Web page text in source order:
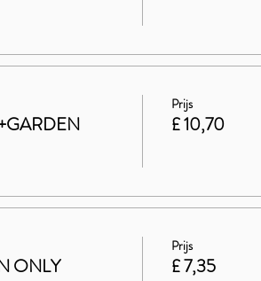
Prijs
£ 10,70
ONLY
Prijs
£ 7,35